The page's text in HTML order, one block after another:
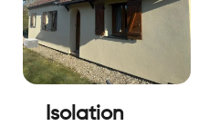
Isolation